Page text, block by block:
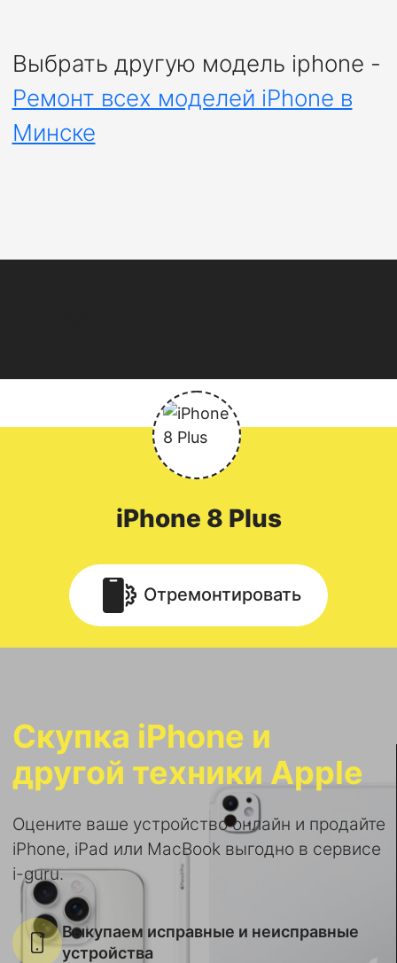
Выбрать другую модель iphone -
Ремонт всех моделей iPhone в
Минске
iPhone 8 Plus
Отремонтировать
Скупка iPhone и
другой техники Apple
Оцените ваше устройство онлайн и продайте
iPhone, iPad или MacBook выгодно в сервисе
i-guru.
Выкупаем исправные и неисправные
устройства